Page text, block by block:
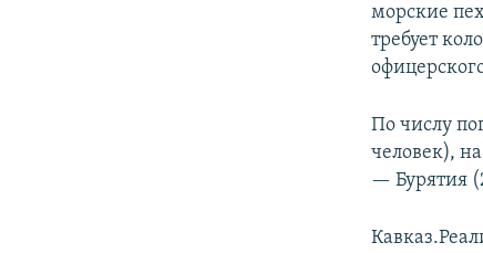
морские
требует
По числу
человек),
— Бурятия